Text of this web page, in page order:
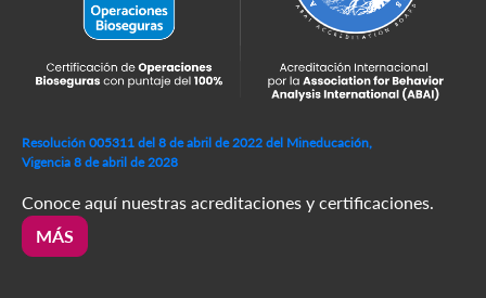
Resolución 005311 del 8 de abril de 2022 del Mineducación,
Vigencia 8 de abril de 2028
Conoce aquí nuestras acreditaciones y certificaciones.
MÁS